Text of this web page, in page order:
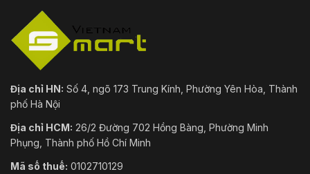
Địa chỉ HN: Số 4, ngõ 173 Trung Kính, Phường Yên Hòa, Thành
phố Hà Nội
Địa chỉ HCM: 26/2 Đường 702 Hồng Bàng, Phường Minh
Phụng, Thành phố Hồ Chí Minh
Mã số thuế: 0102710129